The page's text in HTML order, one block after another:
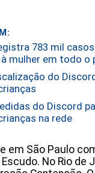
783 mil
mulher em todo o
do
do Discord
na rede
em São Paulo
No Rio de